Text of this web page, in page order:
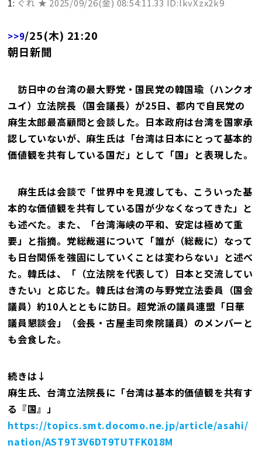
1: ぐれ ★ 2025/09/26(金) 08:54:11.33 ID:lkvXzx2k9
>>9/25(木) 21:20
朝日新聞
訪日中の台湾の最大野党・国民党の韓国瑜（ハンクオ
ユイ）立法院長（国会議長）が25日、都内で自民党の
麻生太郎最高顧問と会談した。日本政府は台湾を国家承
認していないが、麻生氏は「台湾は日本にとって基本的
価値観を共有している国だ」として「国」と表現した。
麻生氏は会談で「世界中を見渡しても、こういった基
本的な価値観を共有している国が少なくなってきた」と
も述べた。また、「台湾海峡の平和、安定は極めて重
要」と指摘。党総裁選について「誰が（総裁に）なって
も日台関係を強固にしていくことは変わらない」と述べ
た。韓氏は、「（立法院を代表して）日本と交流してい
きたい」と応じた。韓氏は台湾の与野党立法委員（国会
議員）約10人とともに訪日。超党派の議員連盟「日華
議員懇談会」（会長・古屋圭司衆院議員）のメンバーと
も会食した。
続きは↓
麻生氏、台湾立法院長に「台湾は基本的価値観を共有す
る『国』」
https://topics.smt.docomo.ne.jp/article/asahi/
nation/AST9T3V6DT9TUTFK018M